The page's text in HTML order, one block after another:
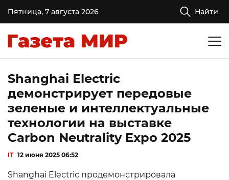
Пятница, 7 августа 2026 Найти
Shanghai Electric
демонстрирует передовые
зеленые и интеллектуальные
технологии на выставке
Carbon Neutrality Expo 2025
IT 12 июня 2025 06:52
Shanghai Electric продемонстрировала